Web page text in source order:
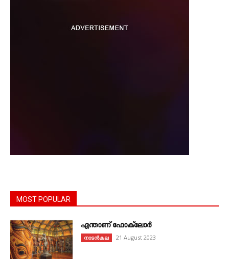
MOST POPULAR
എന്താണ്‌ ഫോക്‌ലോർ
നാടൻകല 21 August 2023